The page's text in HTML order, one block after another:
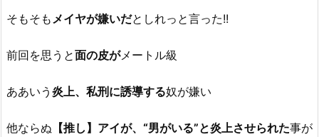
そもそもメイヤが嫌いだとしれっと言った!!
前回を思うと面の皮がメートル級
ああいう 炎上、私刑に誘導する奴が嫌い
他ならぬ 【推し】アイが、“男がいる”と炎上させられた事が